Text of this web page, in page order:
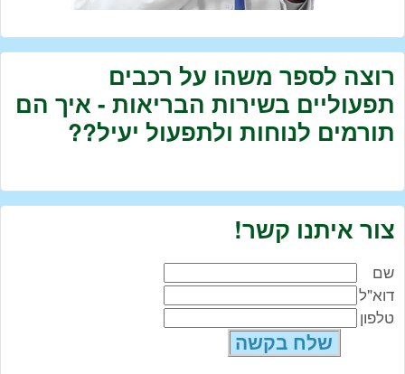
רוצה לספר משהו על רכבים
תפעוליים בשירות הבריאות - איך הם
תורמים לנוחות ולתפעול יעיל??
צור איתנו קשר!
שם
דוא"ל
טלפון